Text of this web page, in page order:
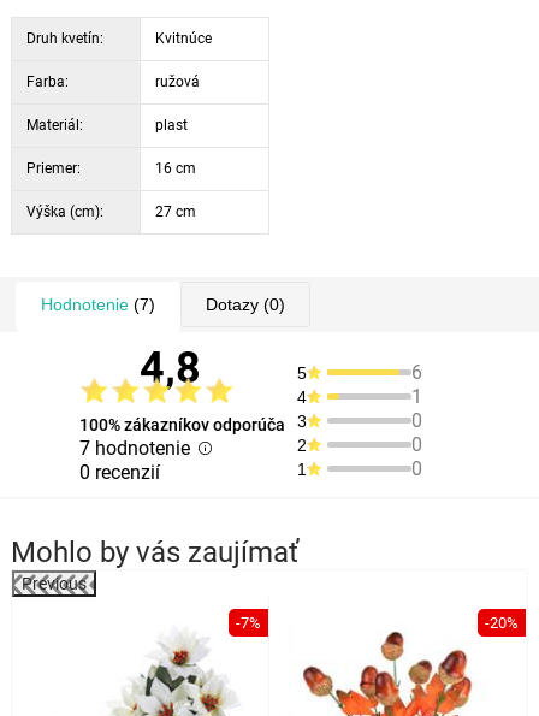
Druh kvetín: Kvitnúce
Farba: ružová
Materiál: plast
Priemer: 16 cm
Výška (cm): 27 cm
Hodnotenie(7) Dotazy(0)
4,8
100% zákazníkov odporúča
7 hodnotenie
0 recenzií
5 6
4 1
3 0
2 0
1 0
Mohlo by vás zaujímať
Previous
-7% -20%